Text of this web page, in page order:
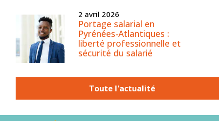
2 avril 2026
Portage salarial en
Pyrénées-Atlantiques :
liberté professionnelle et
sécurité du salarié
Toute l'actualité